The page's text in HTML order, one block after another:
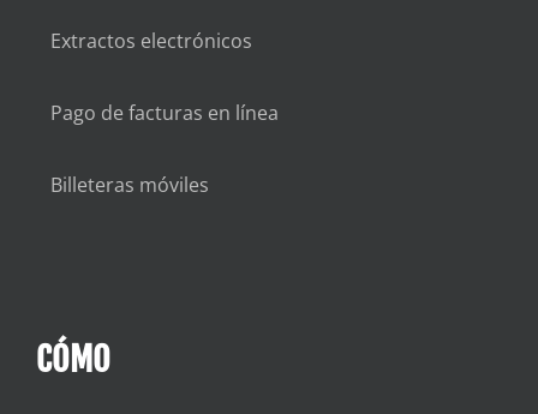
Extractos electrónicos
Pago de facturas en línea
Billeteras móviles
CÓMO